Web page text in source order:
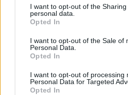
I want to opt-out of the
personal data.
Opted In
I want to opt-out of the Sale of
Personal Data.
Opted In
I want to opt-out of processing
Personal Data for Targeted
Opted In
3. 12. 2018 - 31. 1. 2019
Otroci Vrtca Velenje so se v
Cankarjevem letu v okviru
»Zavrtimo čas nazaj«